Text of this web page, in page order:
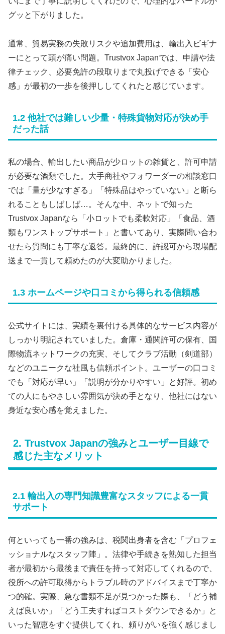
グッと下がりました。
通常、貿易実務の失敗リスクや追加費用は、輸出入ビギナ
ーにとって頭が痛い問題。Trustvox Japanでは、申請や法
律チェック、必要免許の段取りまで丸投げできる「安心
感」が最初の一歩を後押ししてくれたと感じています。
1.2 他社では難しい少量・特殊貨物対応が決め手
だった話
私の場合、輸出したい商品が少ロットの雑貨と、許可申請
が必要な酒類でした。大手商社やフォワーダーの相談窓口
では「量が少なすぎる」「特殊品はやっていない」と断ら
れることもしばしば…。そんな中、ネットで知った
Trustvox Japanなら「小ロットでも柔軟対応」「食品、酒
類もワンストップサポート」と書いてあり、実際問い合わ
せたら質問にも丁寧な返答。最終的に、許認可から現場配
送まで一貫して頼めたのが大変助かりました。
1.3 ホームページや口コミから得られる信頼感
公式サイトには、実績を裏付ける具体的なサービス内容が
しっかり明記されていました。倉庫・通関許可の保有、国
際物流ネットワークの充実、そしてクラブ活動（剣道部）
などのユニークな社風も信頼ポイント。ユーザーの口コミ
でも「対応が早い」「説明が分かりやすい」と好評。初め
ての人にもやさしい雰囲気が決め手となり、他社にはない
身近な安心感を覚えました。
2. Trustvox Japanの強みとユーザー目線で
感じた主なメリット
2.1 輸出入の専門知識豊富なスタッフによる一貫
サポート
何といっても一番の強みは、税関出身者を含む「プロフェ
ッショナルなスタッフ陣」。法律や手続きを熟知した担当
者が最初から最後まで責任を持って対応してくれるので、
役所への許可取得からトラブル時のアドバイスまで丁寧か
つ的確。実際、急な書類不足が見つかった際も、「どう補
えば良いか」「どう工夫すればコストダウンできるか」と
いった智恵をすぐ提供してくれ、頼りがいを強く感じまし